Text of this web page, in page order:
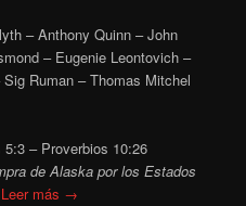
– Anthony Quinn – John
– Eugenie Leontovich –
Ruman – Thomas Mitchel
5:3 – Proverbios 10:26
de Alaska por los Estados
Leer más →